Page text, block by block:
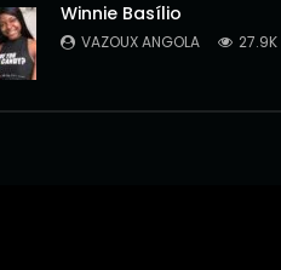
Winnie Basílio
VAZOUX ANGOLA 27.9K